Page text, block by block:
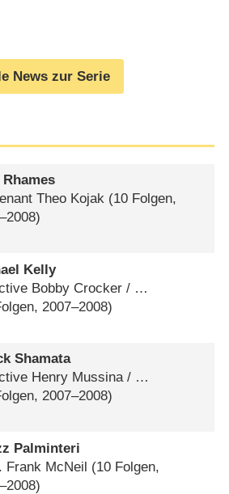
News zur Serie
Theo Kojak (10 Folgen,
Kelly
Bobby Crocker /​ …
2007⁠–⁠2008)
Shamata
Henry Mussina /​ …
2007⁠–⁠2008)
Palminteri
Frank McNeil (10 Folgen,